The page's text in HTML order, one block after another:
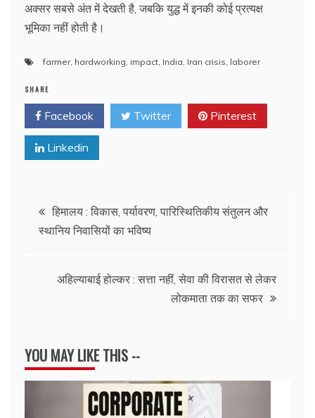
अक्सर सबसे अंत में देखती है, जबकि युद्ध में इनकी कोई प्रत्यक्ष
भूमिका नहीं होती है।
farmer, hardworking impact India Iran crisis laborer
SHARE
Facebook Twitter Pinterest
Linkedin
Post
navigation
हिमालय : विकास, पर्यावरण, पारिस्थितिकीय संतुलन और
स्थानिय निवासियों का भविष्य
अहिल्याबाई होल्कर : सत्ता नहीं, सेवा की विरासत से लेकर
लोकमाता तक का सफर
YOU MAY LIKE THIS --